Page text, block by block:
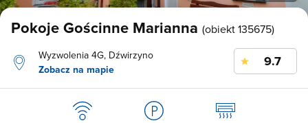
Pokoje Gościnne Marianna (obiekt 135675)
Wyzwolenia 4G, Dźwirzyno
Zobacz na mapie
9.7